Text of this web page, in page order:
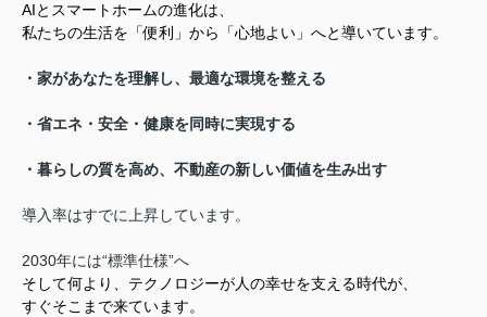
AIとスマートホームの進化は、
私たちの生活を「便利」から「心地よい」へと導いています。
・家があなたを理解し、最適な環境を整える
・省エネ・安全・健康を同時に実現する
・暮らしの質を高め、不動産の新しい価値を生み出す
導入率はすでに上昇しています。
2030年には“標準仕様”へ
そして何より、テクノロジーが人の幸せを支える時代が、
すぐそこまで来ています。